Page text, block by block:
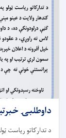
داوطلبۍ
د تدارکاتو ریاست